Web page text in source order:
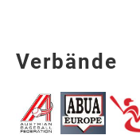
Verbände